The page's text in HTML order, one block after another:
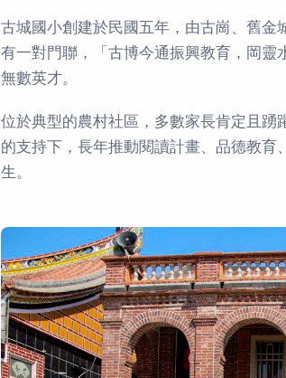
古城國小創建於民國五年，由古崗、舊金
有一對門聯，「古博今通振興教育，岡靈
無數英才。
位於典型的農村社區，多數家長肯定且踴
的支持下，長年推動閱讀計畫、品德教
生。